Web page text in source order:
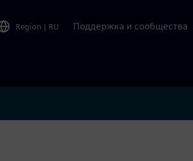
Region | RU Поддержка и сообщества